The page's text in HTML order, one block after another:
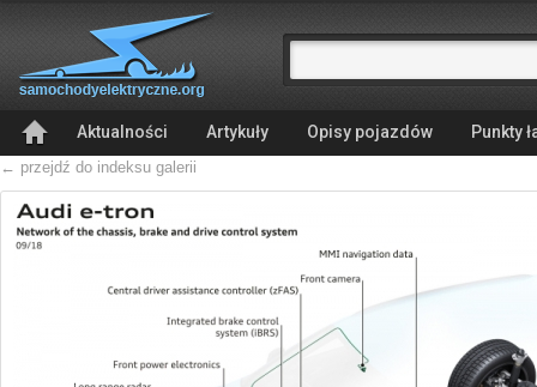
Aktualności Artykuły Opisy pojazdów Punkty
← przejdź do indeksu galerii